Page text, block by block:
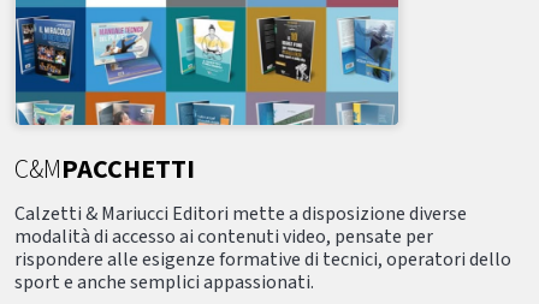
C&MPACCHETTI
Calzetti & Mariucci Editori mette a disposizione diverse
modalità di accesso ai contenuti video, pensate per
rispondere alle esigenze formative di tecnici, operatori dello
sport e anche semplici appassionati.